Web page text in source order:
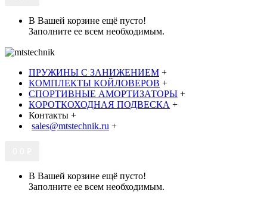
В Вашей корзине ещё пусто!
Заполните ее всем необходимым.
ПРУЖИНЫ С ЗАНИЖЕНИЕМ +
КОМПЛЕКТЫ КОЙЛОВЕРОВ +
СПОРТИВНЫЕ АМОРТИЗАТОРЫ +
КОРОТКОХОДНАЯ ПОДВЕСКА +
Контакты +
sales@mtstechnik.ru +
В Вашей корзине ещё пусто!
Заполните ее всем необходимым.